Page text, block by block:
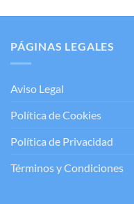
PÁGINAS LEGALES
Aviso Legal
Política de Cookies
Política de Privacidad
Términos y Condiciones